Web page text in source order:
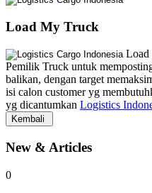
Load My Truck
Load
Pemilik Truck untuk
balikan, dengan target
isi calon customer yg
yg dicantumkan Logistics
New & Articles
0